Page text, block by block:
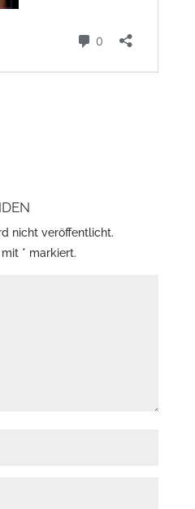
nicht veröffentlicht.
mit * markiert.